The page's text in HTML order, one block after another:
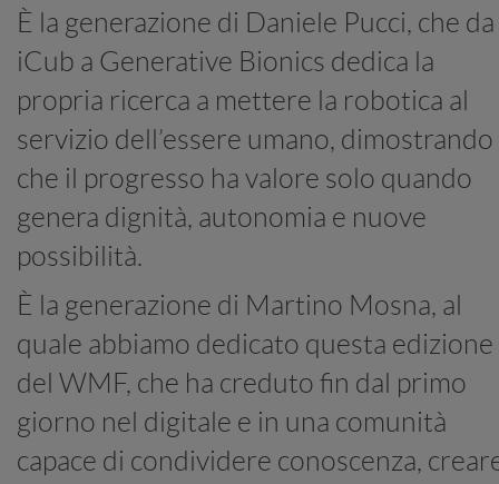
È la generazione di Daniele Pucci, che da
iCub a Generative Bionics dedica la
propria ricerca a mettere la robotica al
servizio dell’essere umano, dimostrando
che il progresso ha valore solo quando
genera dignità, autonomia e nuove
possibilità.
È la generazione di Martino Mosna, al
quale abbiamo dedicato questa edizione
del WMF, che ha creduto fin dal primo
giorno nel digitale e in una comunità
capace di condividere conoscenza,